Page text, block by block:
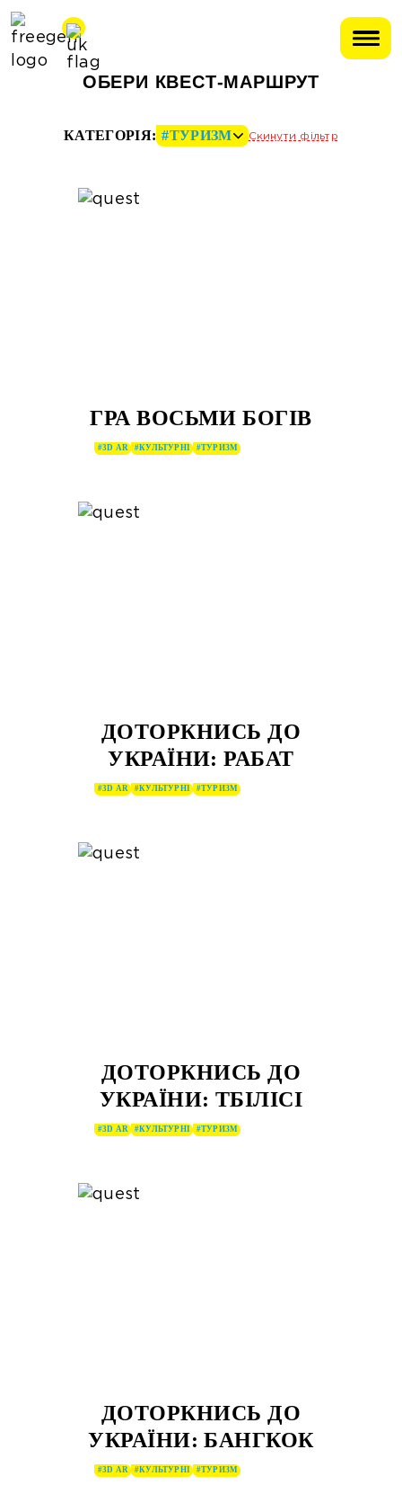
OБЕРИ КВЕСТ-МАРШРУТ
КАТЕГОРІЯ: #ТУРИЗМ Скинути фільтр
ГРА ВОСЬМИ БОГІВ
#3D AR #КУЛЬТУРНІ #ТУРИЗМ
ДОТОРКНИСЬ ДО
УКРАЇНИ: РАБАТ
#3D AR #КУЛЬТУРНІ #ТУРИЗМ
ДОТОРКНИСЬ ДО
УКРАЇНИ: ТБІЛІСІ
#3D AR #КУЛЬТУРНІ #ТУРИЗМ
ДОТОРКНИСЬ ДО
УКРАЇНИ: БАНГКОК
#3D AR #КУЛЬТУРНІ #ТУРИЗМ